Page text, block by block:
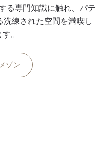
る専門知識に触れ、パテ
練された空間を満喫し
。
ゾン